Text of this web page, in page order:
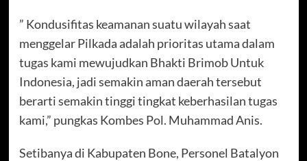
” Kondusifitas keamanan suatu wilayah saat
menggelar Pilkada adalah prioritas utama dalam
tugas kami mewujudkan Bhakti Brimob Untuk
Indonesia, jadi semakin aman daerah tersebut
berarti semakin tinggi tingkat keberhasilan tugas
kami,” pungkas Kombes Pol. Muhammad Anis.
Setibanya di Kabupaten Bone, Personel Batalyon